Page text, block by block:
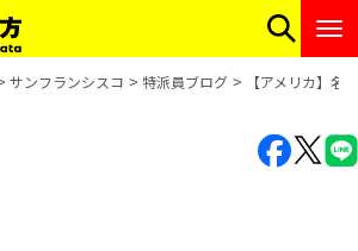
サンフランシスコ 特派員ブログ 【アメリカ】